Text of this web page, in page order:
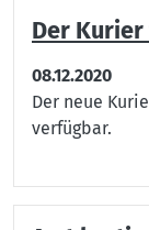
Der
08.12.2020
Der neue
verfügbar.